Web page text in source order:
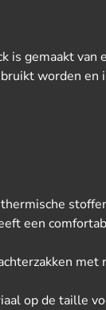
is gemaakt
worden en
een
op de taille